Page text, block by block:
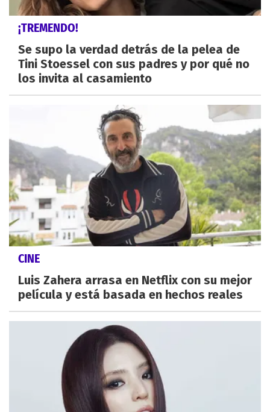
¡TREMENDO!
Se supo la verdad detrás de la pelea de
Tini Stoessel con sus padres y por qué no
los invita al casamiento
CINE
Luis Zahera arrasa en Netflix con su mejor
película y está basada en hechos reales